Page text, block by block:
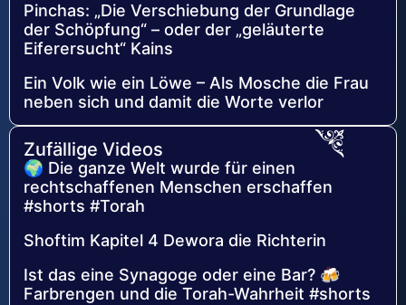
Pinchas: „Die Verschiebung der Grundlage
der Schöpfung“ – oder der „geläuterte
Eiferersucht“ Kains
Ein Volk wie ein Löwe – Als Mosche die Frau
neben sich und damit die Worte verlor
Zufällige Videos
🌍 Die ganze Welt wurde für einen
rechtschaffenen Menschen erschaffen
#shorts #Torah
Shoftim Kapitel 4 Dewora die Richterin
Ist das eine Synagoge oder eine Bar? 🍻
Farbrengen und die Torah-Wahrheit #shorts